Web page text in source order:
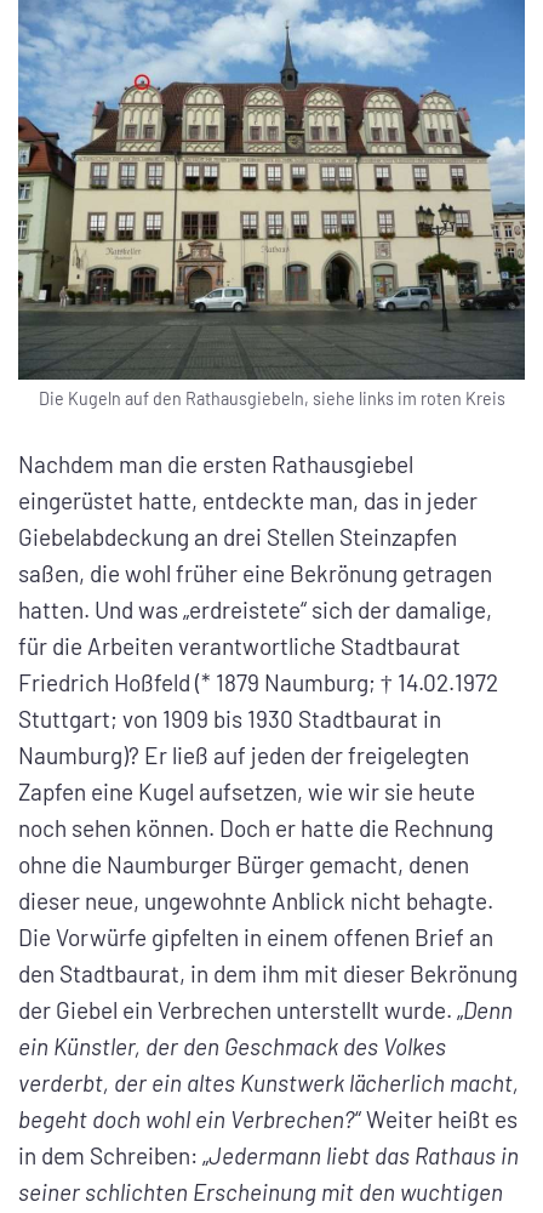
Die Kugeln auf den Rathausgiebeln, siehe links im roten Kreis
Nachdem man die ersten Rathausgiebel
eingerüstet hatte, entdeckte man, das in jeder
Giebelabdeckung an drei Stellen Steinzapfen
saßen, die wohl früher eine Bekrönung getragen
hatten. Und was „erdreistete“ sich der damalige,
für die Arbeiten verantwortliche Stadtbaurat
Friedrich Hoßfeld (* 1879 Naumburg; † 14.02.1972
Stuttgart; von 1909 bis 1930 Stadtbaurat in
Naumburg)? Er ließ auf jeden der freigelegten
Zapfen eine Kugel aufsetzen, wie wir sie heute
noch sehen können. Doch er hatte die Rechnung
ohne die Naumburger Bürger gemacht, denen
dieser neue, ungewohnte Anblick nicht behagte.
Die Vorwürfe gipfelten in einem offenen Brief an
den Stadtbaurat, in dem ihm mit dieser Bekrönung
der Giebel ein Verbrechen unterstellt wurde. „Denn
ein Künstler, der den Geschmack des Volkes
verderbt, der ein altes Kunstwerk lächerlich macht,
begeht doch wohl ein Verbrechen?“ Weiter heißt es
in dem Schreiben: „Jedermann liebt das Rathaus in
seiner schlichten Erscheinung mit den wuchtigen